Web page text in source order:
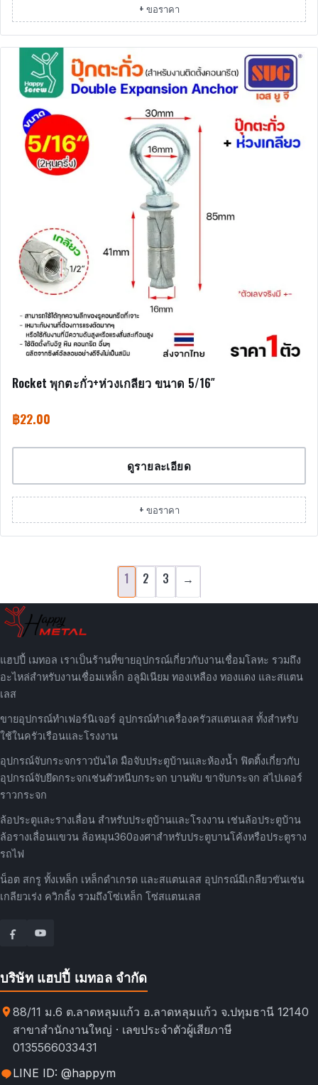
+ ขอราคา
Rocket พุกตะกั่ว+ห่วงเกลียว ขนาด 5/16″
฿22.00
ดูรายละเอียด
+ ขอราคา
1 2 3 →
แฮปปี้ เมทอล เราเป็นร้านที่ขายอุปกรณ์เกี่ยวกับงานเชื่อมโลหะ รวมถึง
อะไหล่สำหรับงานเชื่อมเหล็ก อลูมิเนียม ทองเหลือง ทองแดง และสแตน
เลส
ขายอุปกรณ์ทำเฟอร์นิเจอร์ อุปกรณ์ทำเครื่องครัวสแตนเลส ทั้งสำหรับ
ใช้ในครัวเรือนและโรงงาน
อุปกรณ์จับกระจกราวบันได มือจับประตูบ้านและห้องน้ำ ฟิตติ้งเกี่ยวกับ
อุปกรณ์จับยึดกระจกเช่นตัวหนีบกระจก บานพับ ขาจับกระจก สไปเดอร์
ราวกระจก
ล้อประตูและรางเลื่อน สำหรับประตูบ้านและโรงงาน เช่นล้อประตูบ้าน
ล้อรางเลื่อนแขวน ล้อหมุน360องศาสำหรับประตูบานโค้งหรือประตูราง
รถไฟ
น็อต สกรู ทั้งเหล็ก เหล็กดำเกรด และสแตนเลส อุปกรณ์มีเกลียวขันเช่น
เกลียวเร่ง ควิกลิ้ง รวมถึงโซ่เหล็ก โซ่สแตนเลส
บริษัท แฮปปี้ เมทอล จำกัด
88/11 ม.6 ต.ลาดหลุมแก้ว อ.ลาดหลุมแก้ว จ.ปทุมธานี 12140
สาขาสำนักงานใหญ่ · เลขประจำตัวผู้เสียภาษี
0135566033431
LINE ID: @happym